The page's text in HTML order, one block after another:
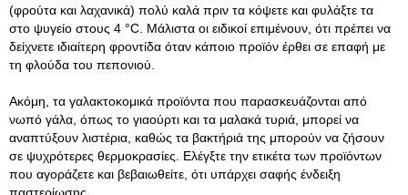
(φρούτα και λαχανικά) πολύ καλά πριν τα κόψετε και φυλάξτε τα
στο ψυγείο στους 4 °C. Μάλιστα οι ειδικοί επιμένουν, ότι πρέπει να
δείχνετε ιδιαίτερη φροντίδα όταν κάποιο προϊόν έρθει σε επαφή με
τη φλούδα του πεπονιού.
Ακόμη, τα γαλακτοκομικά προϊόντα που παρασκευάζονται από
νωπό γάλα, όπως το γιαούρτι και τα μαλακά τυριά, μπορεί να
αναπτύξουν λιστέρια, καθώς τα βακτήριά της μπορούν να ζήσουν
σε ψυχρότερες θερμοκρασίες. Ελέγξτε την ετικέτα των προϊόντων
που αγοράζετε και βεβαιωθείτε, ότι υπάρχει σαφής ένδειξη